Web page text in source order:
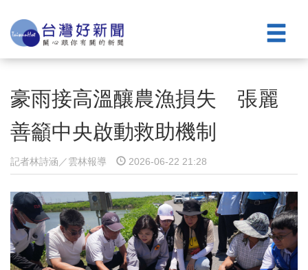
豪雨接高溫釀農漁損失 張麗
善籲中央啟動救助機制
記者林詩涵／雲林報導 2026-06-22 21:28